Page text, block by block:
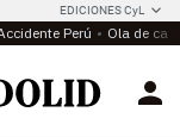
EDICIONES CyL
Perú Ola de